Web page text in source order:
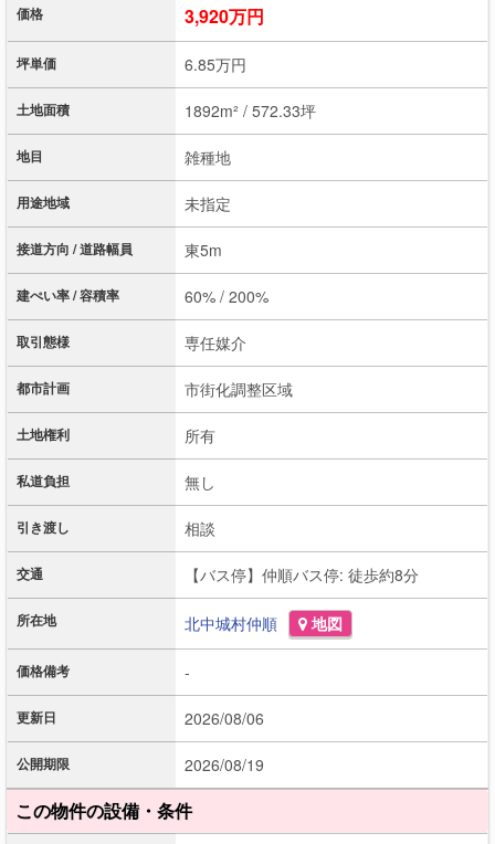
価格 3,920万円
坪単価 6.85万円
土地面積 1892m² / 572.33坪
地目 雑種地
用途地域 未指定
接道方向 / 道路幅員 東5m
建ぺい率 / 容積率 60% / 200%
取引態様 専任媒介
都市計画 市街化調整区域
土地権利 所有
私道負担 無し
引き渡し 相談
交通 【バス停】仲順バス停: 徒歩約8分
所在地 北中城村仲順 地図
価格備考 -
更新日 2026/08/06
公開期限 2026/08/19
この物件の設備・条件